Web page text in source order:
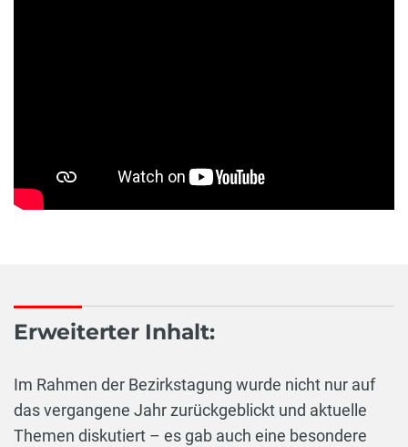
Erweiterter Inhalt:
Im Rahmen der Bezirkstagung wurde nicht nur auf
das vergangene Jahr zurückgeblickt und aktuelle
Themen diskutiert – es gab auch eine besondere